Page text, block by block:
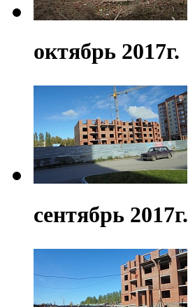
октябрь 2017г.
сентябрь 2017г.